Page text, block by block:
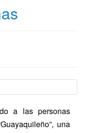
a las personas
una